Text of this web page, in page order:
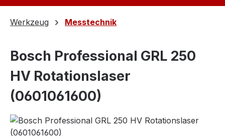
Werkzeug Messtechnik
Bosch Professional GRL 250
HV Rotationslaser
(0601061600)
Bildergalerie überspringen